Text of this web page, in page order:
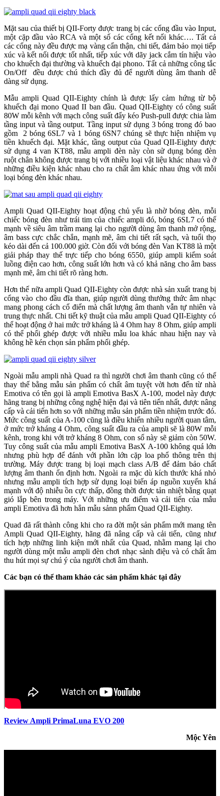
Mặt sau của thiết bị QII-Forty được trang bị các cổng đầu vào Input,
một cặp đầu vào RCA và một số các cổng kết nối khác…. Tất cả
các cổng này đều được mạ vàng cẩn thận, chi tiết, đảm bảo mọi tiếp
xúc và kết nối được tốt nhất, tiếp xúc với dãy jack cắm tín hiệu vào
cho khuếch đại thường và khuếch đại phono. Tất cả những công tắc
On/Off đều được chú thích đầy đủ để người dùng âm thanh dễ
dàng sử dụng.
Mẫu ampli Quad QII-Eighty chính là được lấy cảm hứng từ bộ
khuếch đại mono Quad II ban đầu. Quad QII-Eighty có công suất
80W mỗi kênh với mạch công suất đẩy kéo Push-pull được chia làm
tầng input và tầng output. Tầng input sử dụng 3 bóng trong đó bao
gồm 2 bóng 6SL7 và 1 bóng 6SN7 chúng sẽ thực hiện nhiệm vụ
tiền khuếch đại. Mặt khác, tầng output của Quad QII-Eighty được
sử dụng 4 van KT88, mẫu ampli đèn này còn sử dụng bóng đèn
ruột chân không được trang bị với nhiều loại vật liệu khác nhau và ở
những điều kiện khác nhau cho ra chất âm khác nhau ứng với mỗi
loại bóng đèn khác nhau.
Ampli Quad QII-Eighty hoạt động chủ yếu là nhờ bóng đèn, mỗi
chiếc bóng đèn như trái tim của chiếc ampli đó, bóng 6SL7 có thế
mạnh về siêu âm trầm mang lại cho người dùng âm thanh mở rộng,
âm bass cực chắc chắn, mạnh mẽ, âm chi tiết rất sạch, và tuổi thọ
kéo dài đến cả 100.000 giờ. Còn đối với bóng đèn Van KT88 là một
giải pháp thay thế trực tiếp cho bóng 6550, giúp ampli kiểm soát
luồng điện cao hơn, công suất lớn hơn và có khả năng cho âm bass
mạnh mẽ, âm chi tiết rõ ràng hơn.
Hơn thế nữa ampli Quad QII-Eighty còn được nhà sản xuất trang bị
cổng vào cho đầu đĩa than, giúp người dùng thưởng thức âm nhạc
mang phong cách cổ điển mà chất lượng âm thanh vẫn tự nhiên và
trung thực nhất. Chi tiết kỹ thuật của mẫu ampli Quad QII-Eighty có
thể hoạt động ở hai mức trở kháng là 4 Ohm hay 8 Ohm, giúp ampli
có thể phối ghép được với nhiều mẫu loa khác nhau hiện nay và
không hề kén chọn sản phẩm phối ghép.
Ngoài mẫu ampli nhà Quad ra thì người chơi âm thanh cũng có thể
thay thế bằng mẫu sản phẩm có chất âm tuyệt vời hơn đến từ nhà
Emotiva có tên gọi là ampli Emotiva BasX A-100, model này được
hãng trang bị những công nghệ hiện đại và tiên tiến nhất, được nâng
cấp và cải tiến hơn so với những mẫu sản phẩm tiền nhiệm trước đó.
Mức công suất của A-100 cũng là điều khiến nhiều người quan tâm,
ở mức trở kháng 4 Ohm, công suất đầu ra của ampli sẽ là 80W mỗi
kênh, trong khi với trở kháng 8 Ohm, con số này sẽ giảm còn 50W.
Tuy công suất của mẫu ampli Emotiva BasX A-100 không quá lớn
nhưng phù hợp để đánh với phần lớn cặp loa phổ thông trên thị
trường. Máy được trang bị loại mạch class A/B để đảm bảo chất
lượng âm thanh ổn định hơn. Ngoài ra mặc dù kích thước khá nhỏ
nhưng mẫu ampli tích hợp sử dụng loại biến áp nguồn xuyến khá
mạnh với độ nhiễu ồn cực thấp, đồng thời được tản nhiệt bằng quạt
gió lắp bên trong máy. Với những ưu điểm và cải tiến của mẫu
ampli Emotiva đã hơn hẳn mẫu sảnn phẩm Quad QII-Eighty.
Quad đã rất thành công khi cho ra đời một sản phẩm mới mang tên
Ampli Quad QII-Eighty, hãng đã nâng cấp và cải tiến, cũng như
tích hợp những linh kiện mới nhất của Quad, nhằm mang lại cho
người dùng một mẫu ampli đèn chơi nhạc sành điệu và có chất âm
thu hút mọi sự chú ý của người chơi âm thanh.
Các bạn có thể tham khảo các sản phẩm khác tại đây
Review Ampli PrimaLuna EVO 200
Mộc Yên